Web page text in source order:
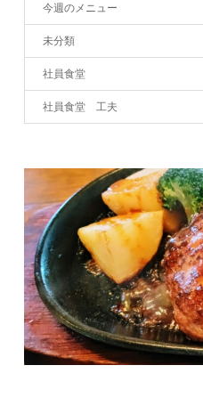
今週のメニュー
未分類
社員食堂
社員食堂 工夫